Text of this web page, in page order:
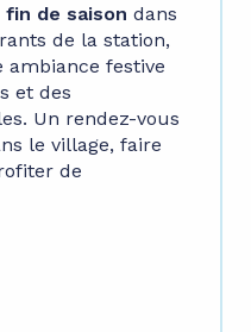
de saison dans
de la station,
festive
et des
Un rendez-vous
le village, faire
de